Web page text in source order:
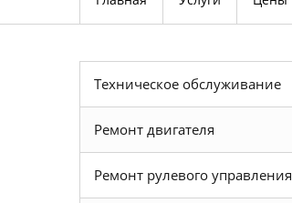
Техническое обслуживание
Ремонт двигателя
Ремонт рулевого управления